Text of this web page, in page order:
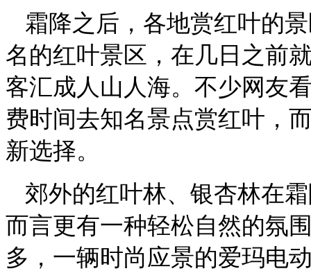
霜降之后，各地赏红叶的
名的红叶景区，在几日之前
客汇成人山人海。不少网友
费时间去知名景点赏红叶，
新选择。
郊外的红叶林、银杏林在
而言更有一种轻松自然的氛
多，一辆时尚应景的爱玛电